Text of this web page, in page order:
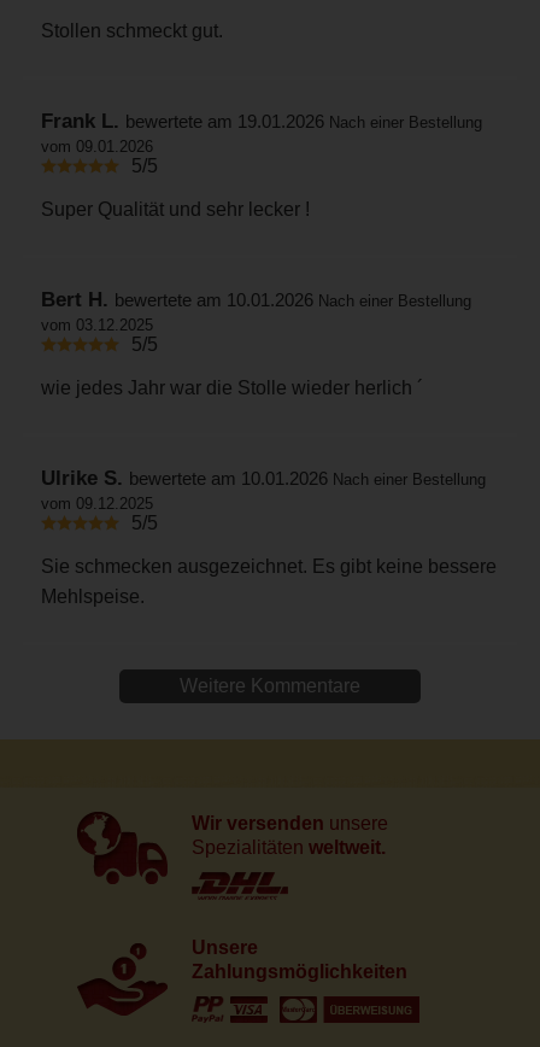
Stollen schmeckt gut.
Frank L. bewertete am 19.01.2026 Nach einer Bestellung
vom 09.01.2026
5/5
Super Qualität und sehr lecker !
Bert H. bewertete am 10.01.2026 Nach einer Bestellung
vom 03.12.2025
5/5
wie jedes Jahr war die Stolle wieder herlich ´
Ulrike S. bewertete am 10.01.2026 Nach einer Bestellung
vom 09.12.2025
5/5
Sie schmecken ausgezeichnet. Es gibt keine bessere
Mehlspeise.
Weitere Kommentare
Wir versenden unsere
Spezialitäten weltweit.
Unsere
Zahlungsmöglichkeiten